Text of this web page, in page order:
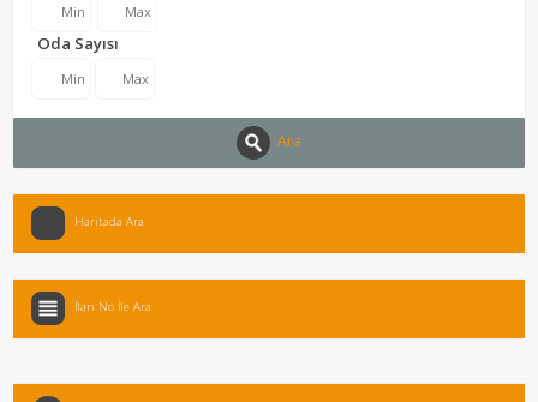
Oda Sayısı
Ara
Haritada Ara
İlan No İle Ara